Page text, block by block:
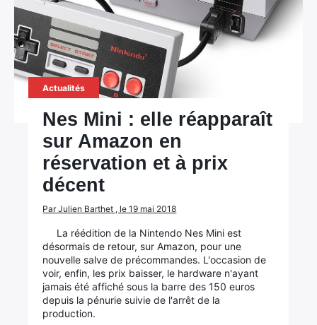
Actualités
Nes Mini : elle réapparaît
sur Amazon en
réservation et à prix
décent
Par Julien Barthet , le 19 mai 2018
La réédition de la Nintendo Nes Mini est
désormais de retour, sur Amazon, pour une
nouvelle salve de précommandes. L'occasion de
voir, enfin, les prix baisser, le hardware n'ayant
jamais été affiché sous la barre des 150 euros
depuis la pénurie suivie de l'arrêt de la
production.